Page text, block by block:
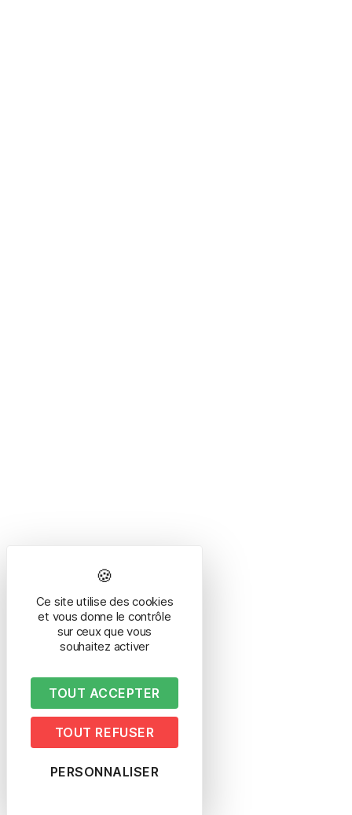
Ce site utilise des cookies
et vous donne le contrôle
sur ceux que vous
souhaitez activer
TOUT ACCEPTER
TOUT REFUSER
PERSONNALISER